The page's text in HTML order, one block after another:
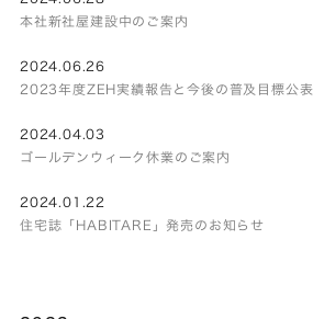
本社新社屋建設中のご案内
2024.06.26
2023年度ZEH実績報告と今後の普及目標公表
2024.04.03
ゴールデンウィーク休業のご案内
2024.01.22
住宅誌「HABITARE」発売のお知らせ